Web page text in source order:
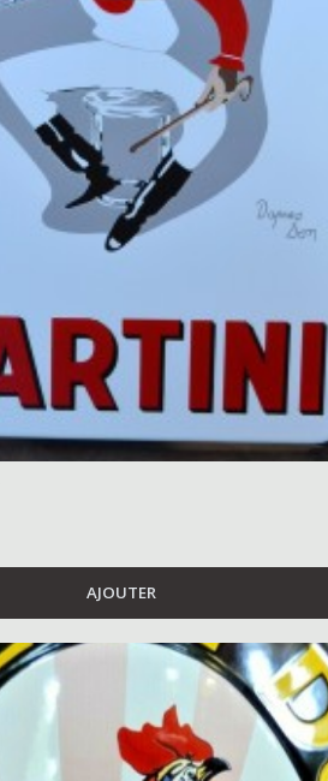
AJOUTER